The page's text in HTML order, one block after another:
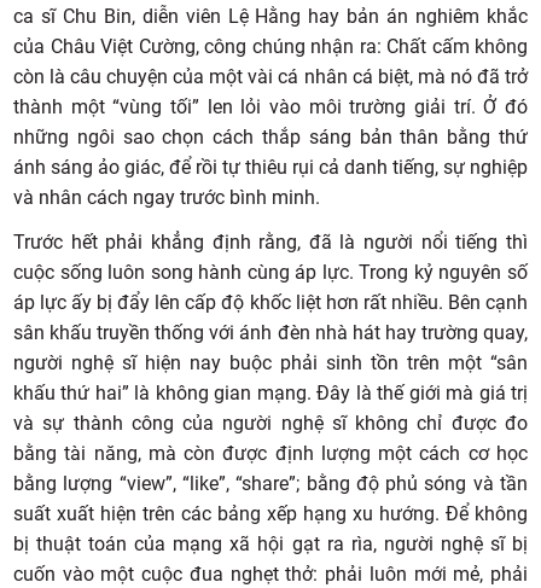
ca sĩ Chu Bin, diễn viên Lệ Hằng hay bản án nghiêm khắc
của Châu Việt Cường, công chúng nhận ra: Chất cấm không
còn là câu chuyện của một vài cá nhân cá biệt, mà nó đã trở
thành một “vùng tối” len lỏi vào môi trường giải trí. Ở đó
những ngôi sao chọn cách thắp sáng bản thân bằng thứ
ánh sáng ảo giác, để rồi tự thiêu rụi cả danh tiếng, sự nghiệp
và nhân cách ngay trước bình minh.
Trước hết phải khẳng định rằng, đã là người nổi tiếng thì
cuộc sống luôn song hành cùng áp lực. Trong kỷ nguyên số
áp lực ấy bị đẩy lên cấp độ khốc liệt hơn rất nhiều. Bên cạnh
sân khấu truyền thống với ánh đèn nhà hát hay trường quay,
người nghệ sĩ hiện nay buộc phải sinh tồn trên một “sân
khấu thứ hai” là không gian mạng. Đây là thế giới mà giá trị
và sự thành công của người nghệ sĩ không chỉ được đo
bằng tài năng, mà còn được định lượng một cách cơ học
bằng lượng “view”, “like”, “share”; bằng độ phủ sóng và tần
suất xuất hiện trên các bảng xếp hạng xu hướng. Để không
bị thuật toán của mạng xã hội gạt ra rìa, người nghệ sĩ bị
cuốn vào một cuộc đua nghẹt thở: phải luôn mới mẻ, phải